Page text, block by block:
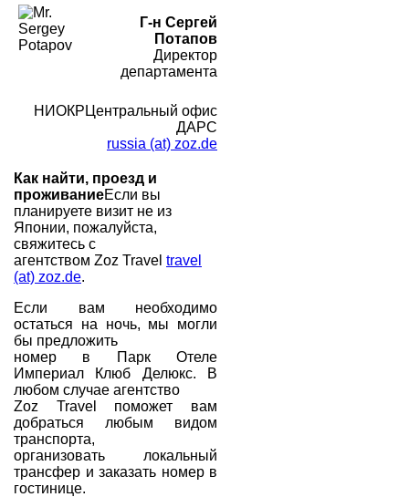
Г-н Сергей
Потапов
Директор
департамента
НИОКРЦентральный офис
ДАРС
russia (at) zoz.de
Как найти, проезд и
проживаниеЕсли вы
планируете визит не из
Японии, пожалуйста,
свяжитесь с
агентством Zoz Travel travel
(at) zoz.de.
Если вам необходимо
остаться на ночь, мы могли
бы предложить
номер в Парк Отеле
Империал Клюб Делюкс. В
любом случае агентство
Zoz Travel поможет вам
добраться любым видом
транспорта,
организовать локальный
трансфер и заказать номер в
гостинице.